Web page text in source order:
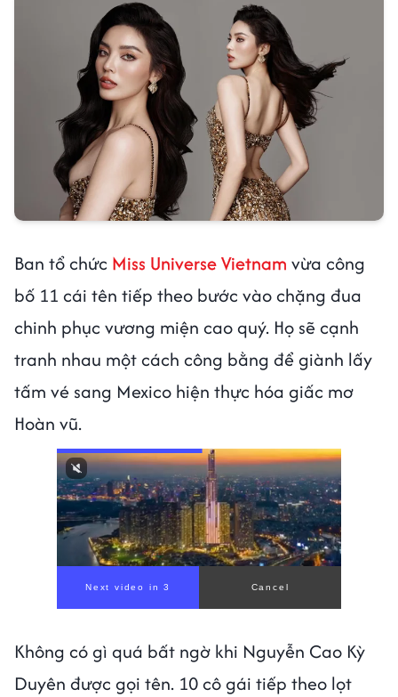
Ban tổ chức Miss Universe Vietnam vừa công
bố 11 cái tên tiếp theo bước vào chặng đua
chinh phục vương miện cao quý. Họ sẽ cạnh
tranh nhau một cách công bằng để giành lấy
tấm vé sang Mexico hiện thực hóa giấc mơ
Hoàn vũ.
Không có gì quá bất ngờ khi Nguyễn Cao Kỳ
Duyên được gọi tên. 10 cô gái tiếp theo lọt